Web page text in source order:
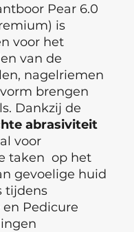
Pear 6.0
is
voor het
van de
nagelriemen
brengen
Dankzij de
abrasiviteit
voor
taken op het
gevoelige huid
tijdens
Pedicure